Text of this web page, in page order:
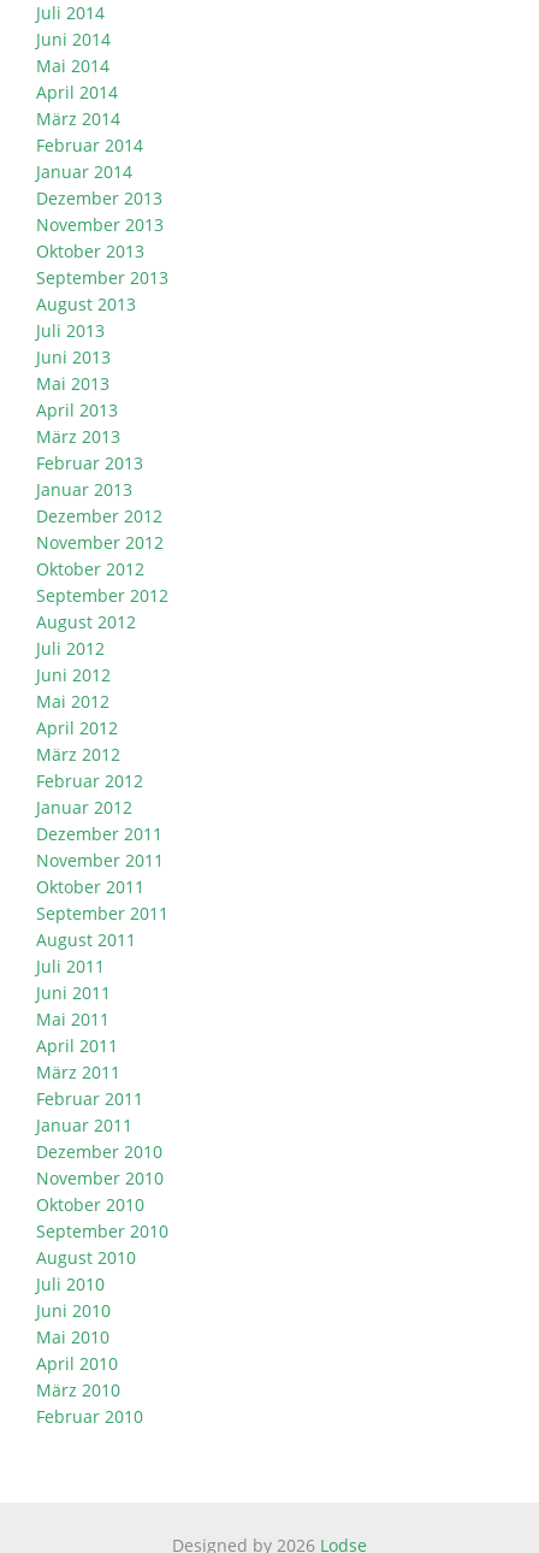
Juli 2014
Juni 2014
Mai 2014
April 2014
März 2014
Februar 2014
Januar 2014
Dezember 2013
November 2013
Oktober 2013
September 2013
August 2013
Juli 2013
Juni 2013
Mai 2013
April 2013
März 2013
Februar 2013
Januar 2013
Dezember 2012
November 2012
Oktober 2012
September 2012
August 2012
Juli 2012
Juni 2012
Mai 2012
April 2012
März 2012
Februar 2012
Januar 2012
Dezember 2011
November 2011
Oktober 2011
September 2011
August 2011
Juli 2011
Juni 2011
Mai 2011
April 2011
März 2011
Februar 2011
Januar 2011
Dezember 2010
November 2010
Oktober 2010
September 2010
August 2010
Juli 2010
Juni 2010
Mai 2010
April 2010
März 2010
Februar 2010
Designed by 2026 Lodse